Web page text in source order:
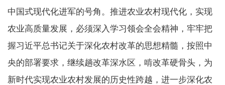
中国式现代化进军的号角。推进农业农村现代化，实现
农业高质量发展，必须深入学习领会全会精神，牢牢把
握习近平总书记关于深化农村改革的思想精髓，按照中
央的部署要求，继续趟改革深水区，啃改革硬骨头，为
新时代实现农业农村发展的历史性跨越，进一步深化农